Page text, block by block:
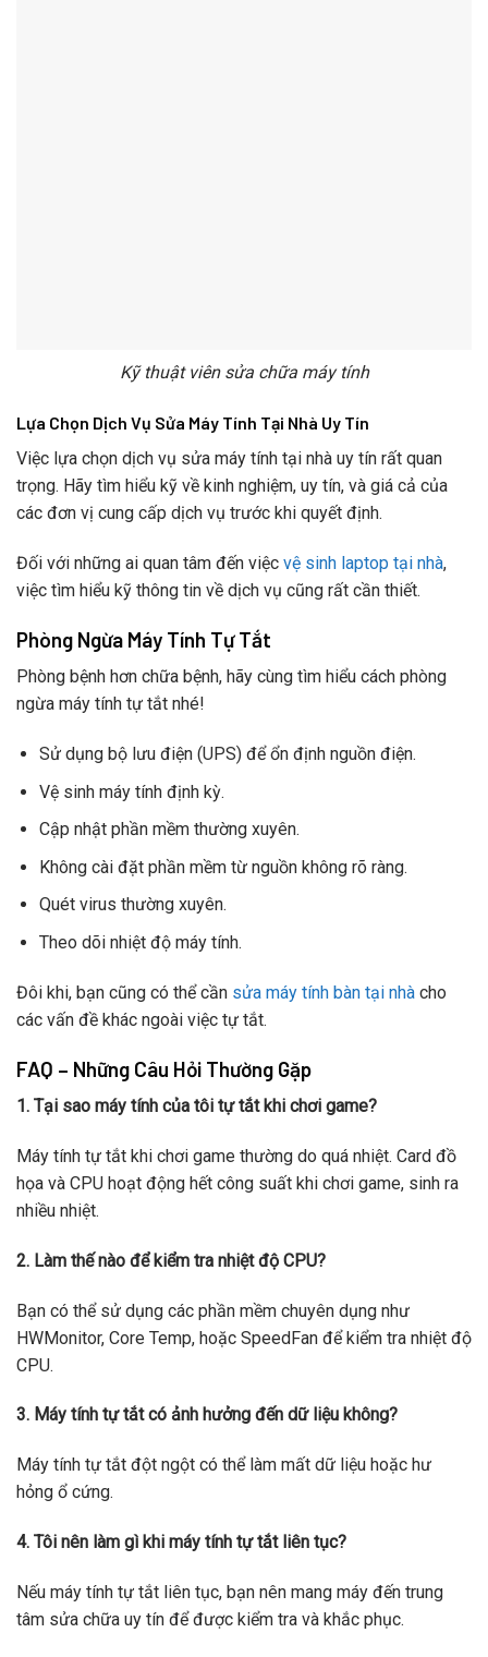
Kỹ thuật viên sửa chữa máy tính
Lựa Chọn Dịch Vụ Sửa Máy Tính Tại Nhà Uy Tín
Việc lựa chọn dịch vụ sửa máy tính tại nhà uy tín rất quan
trọng. Hãy tìm hiểu kỹ về kinh nghiệm, uy tín, và giá cả của
các đơn vị cung cấp dịch vụ trước khi quyết định.
Đối với những ai quan tâm đến việc vệ sinh laptop tại nhà,
việc tìm hiểu kỹ thông tin về dịch vụ cũng rất cần thiết.
Phòng Ngừa Máy Tính Tự Tắt
Phòng bệnh hơn chữa bệnh, hãy cùng tìm hiểu cách phòng
ngừa máy tính tự tắt nhé!
Sử dụng bộ lưu điện (UPS) để ổn định nguồn điện.
Vệ sinh máy tính định kỳ.
Cập nhật phần mềm thường xuyên.
Không cài đặt phần mềm từ nguồn không rõ ràng.
Quét virus thường xuyên.
Theo dõi nhiệt độ máy tính.
Đôi khi, bạn cũng có thể cần sửa máy tính bàn tại nhà cho
các vấn đề khác ngoài việc tự tắt.
FAQ – Những Câu Hỏi Thường Gặp
1. Tại sao máy tính của tôi tự tắt khi chơi game?
Máy tính tự tắt khi chơi game thường do quá nhiệt. Card đồ
họa và CPU hoạt động hết công suất khi chơi game, sinh ra
nhiều nhiệt.
2. Làm thế nào để kiểm tra nhiệt độ CPU?
Bạn có thể sử dụng các phần mềm chuyên dụng như
HWMonitor, Core Temp, hoặc SpeedFan để kiểm tra nhiệt độ
CPU.
3. Máy tính tự tắt có ảnh hưởng đến dữ liệu không?
Máy tính tự tắt đột ngột có thể làm mất dữ liệu hoặc hư
hỏng ổ cứng.
4. Tôi nên làm gì khi máy tính tự tắt liên tục?
Nếu máy tính tự tắt liên tục, bạn nên mang máy đến trung
tâm sửa chữa uy tín để được kiểm tra và khắc phục.